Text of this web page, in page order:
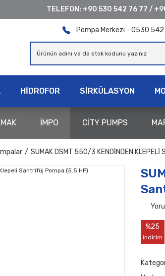
TELEFON: +90 530 542 76 77 /
Pompa Merkezi - 0530 542
HİDROFOR SİRKÜLASYON
İMPO CİTY PUMPS
SUMAK DSMT 550/3 KENDINDEN KLEPELI
%25
indirim